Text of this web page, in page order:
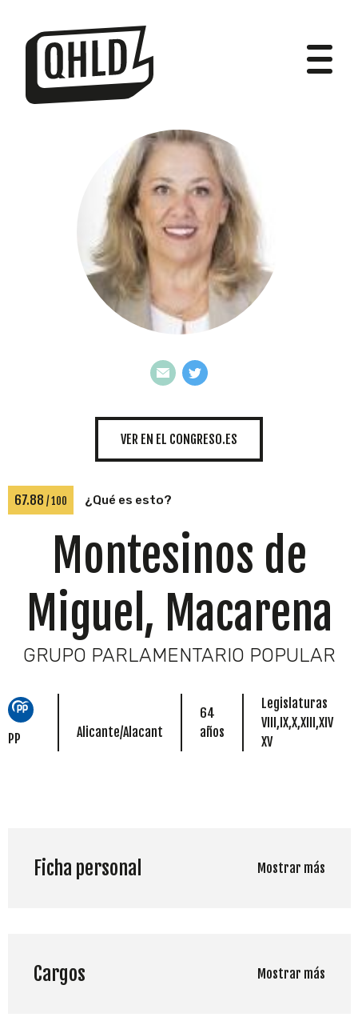
DIPUTADOS
GRUPOS
INICIATIVAS
TEMÁTICAS
VER EN EL CONGRESO.ES
67.88 / 100 ¿Qué es esto?
Montesinos de
Miguel, Macarena
GRUPO PARLAMENTARIO POPULAR
PP Alicante/Alacant
64
años
Legislaturas
VIII,IX,X,XIII,XIV
XV
Ficha personal Mostrar más
Cargos Mostrar más